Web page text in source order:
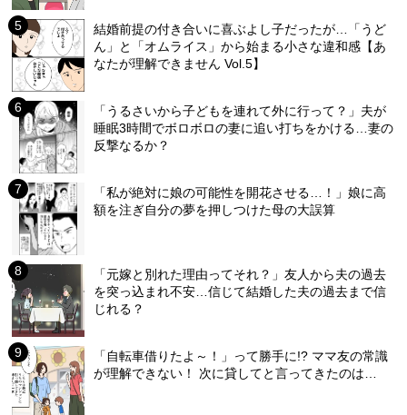
結婚前提の付き合いに喜ぶよし子だったが…「うど
ん」と「オムライス」から始まる小さな違和感【あ
なたが理解できません Vol.5】
「うるさいから子どもを連れて外に行って？」夫が
睡眠3時間でボロボロの妻に追い打ちをかける…妻の
反撃なるか？
「私が絶対に娘の可能性を開花させる…！」娘に高
額を注ぎ自分の夢を押しつけた母の大誤算
「元嫁と別れた理由ってそれ？」友人から夫の過去
を突っ込まれ不安…信じて結婚した夫の過去まで信
じれる？
「自転車借りたよ～！」って勝手に!? ママ友の常識
が理解できない！ 次に貸してと言ってきたのは…